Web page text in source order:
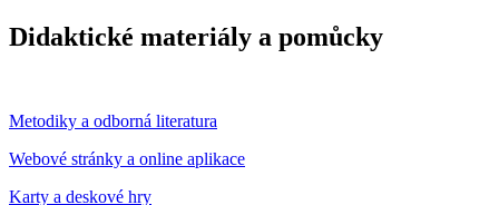
Didaktické materiály a pomůcky
Metodiky a odborná literatura
Webové stránky a online aplikace
Karty a deskové hry